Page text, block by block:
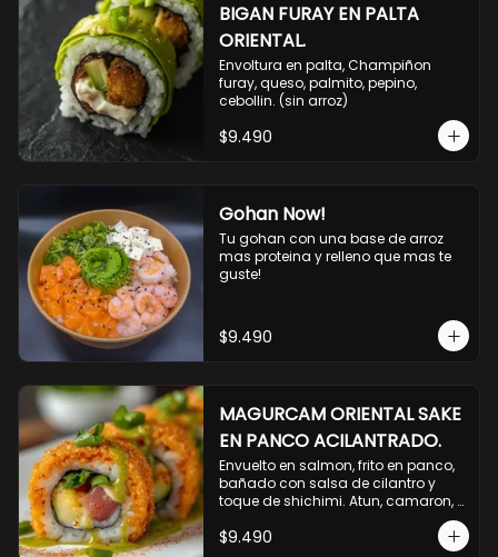
BIGAN FURAY EN PALTA
ORIENTAL.
Envoltura en palta, Champiñon
furay, queso, palmito, pepino,
cebollin. (sin arroz)
$9.490
Gohan Now!
Tu gohan con una base de arroz
mas proteina y relleno que mas te
guste!
$9.490
MAGURCAM ORIENTAL SAKE
EN PANCO ACILANTRADO.
Envuelto en salmon, frito en panco,
bañado con salsa de cilantro y
toque de shichimi. Atun, camaron,
$9.490